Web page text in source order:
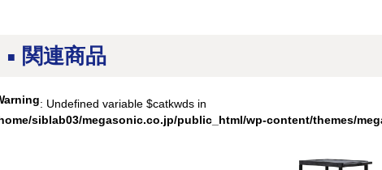
関連商品
: Undefined variable $catkwds in
siblab03/megasonic.co.jp/public_html/wp-content/themes/